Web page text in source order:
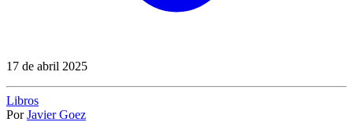
17 de abril 2025
Libros
Por Javier Goez